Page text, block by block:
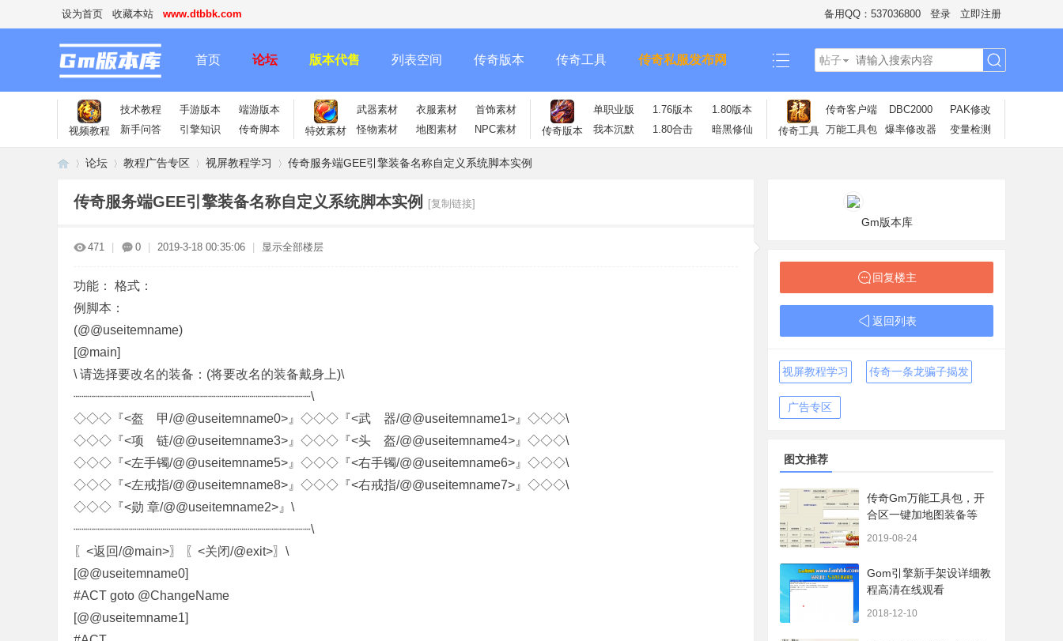
设为首页 收藏本站 www.dtbbk.com 备用QQ：537036800 登录 立即注册
首页 论坛 版本代售 列表空间 传奇版本 传奇工具 传奇私服发布网 帖子
视频教程
技术教程 手游版本
端游版本
新手问答
引擎知识 传奇脚本 特效素材
武器素材 衣服素材
首饰素材
怪物素材
地图素材 NPC素材 传奇版本
单职业版 1.76版本
1.80版本
我本沉默
1.80合击 暗黑修仙 传奇工具
传奇客户端 DBC2000
PAK修改
万能工具包
爆率修改器 变量检测
论坛 教程广告专区 视屏教程学习 传奇服务端GEE引擎装备名称自定义系统脚本实例
传奇服务端GEE引擎装备名称自定义系统脚本实例 [复制链接]
471 0 2019-3-18 00:35:06 显示全部楼层
功能： 格式：
例脚本：
(@@useitemname)
[@main]
\ 请选择要改名的装备：(将要改名的装备戴身上)\
┈┈┈┈┈┈┈┈┈┈┈┈┈┈┈┈┈┈┈┈┈┈┈┈┈┈┈┈┈┈\
◇◇◇『<盔 甲/@@useitemname0>』◇◇◇『<武 器/@@useitemname1>』◇◇◇\
◇◇◇『<项 链/@@useitemname3>』◇◇◇『<头 盔/@@useitemname4>』◇◇◇\
◇◇◇『<左手镯/@@useitemname5>』◇◇◇『<右手镯/@@useitemname6>』◇◇◇\
◇◇◇『<左戒指/@@useitemname8>』◇◇◇『<右戒指/@@useitemname7>』◇◇◇\
◇◇◇『<勋 章/@@useitemname2>』\
┈┈┈┈┈┈┈┈┈┈┈┈┈┈┈┈┈┈┈┈┈┈┈┈┈┈┈┈┈┈\
〖<返回/@main>〗 〖<关闭/@exit>〗\
[@@useitemname0]
#ACT goto @ChangeName
[@@useitemname1]
Gm版本库
回复楼主
返回列表
视屏教程学习 传奇一条龙骗子揭发
广告专区
图文推荐
传奇Gm万能工具包，开
合区一键加地图装备等
2019-08-24
Gom引擎新手架设详细教
程高清在线观看
2018-12-10